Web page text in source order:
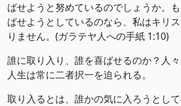
ばせようと努めているのでしょうか。
ばせようとしているのなら、私はキリ
りません。(ガラテヤ人への手紙 1:10)
誰に取り入り、誰を喜ばせるのか？人
人生は常に二者択一を迫られる。
取り入るとは、誰かの気に入ろうとし